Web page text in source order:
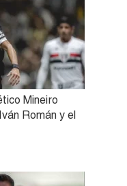
Mineiro
Román y el